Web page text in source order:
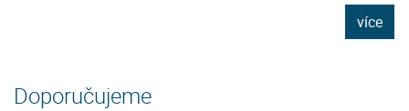
více
Doporučujeme